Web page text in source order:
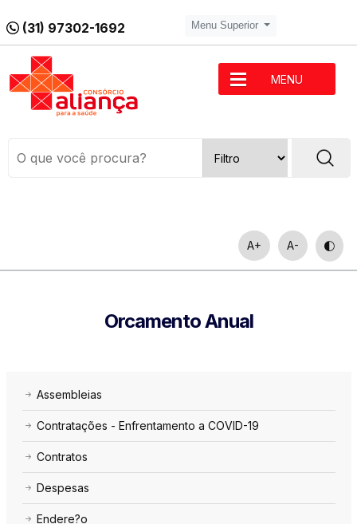
(31) 97302-1692 Menu Superior
MENU
A+ A-
Orcamento Anual
Assembleias
Contratações - Enfrentamento a COVID-19
Contratos
Despesas
Endere?o